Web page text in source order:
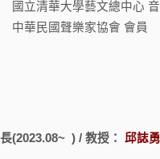
華大學藝文總中心 音
國聲樂家協會 會員
(2023.08~ ) / 教授： 邱誌